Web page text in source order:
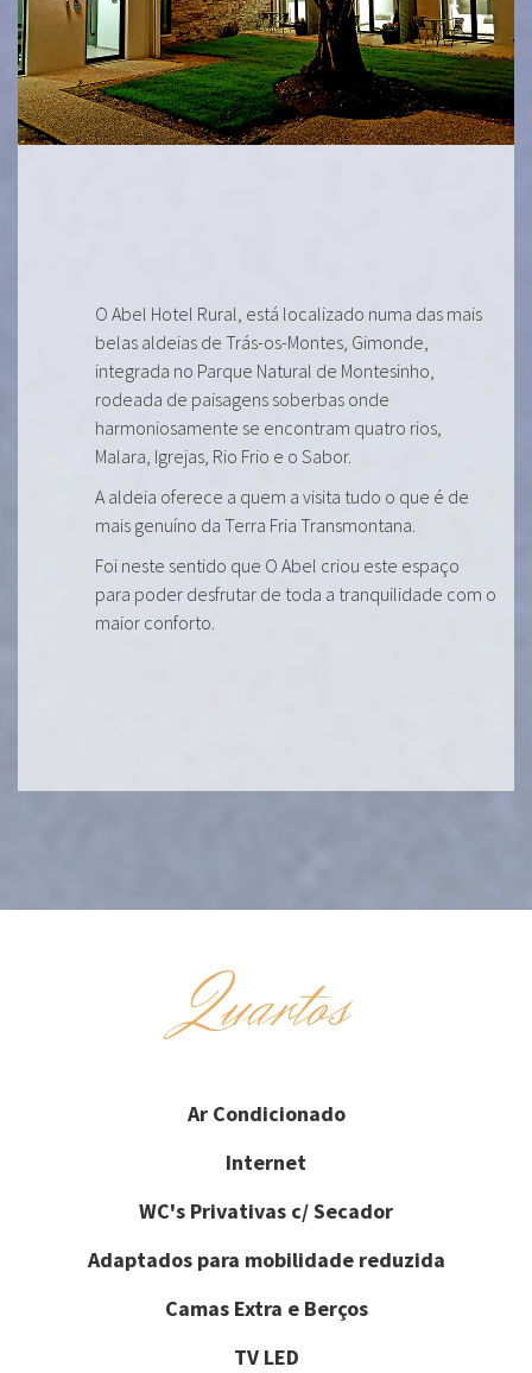
O Abel Hotel Rural, está localizado numa das mais
belas aldeias de Trás-os-Montes, Gimonde,
integrada no Parque Natural de Montesinho,
rodeada de paisagens soberbas onde
harmoniosamente se encontram quatro rios,
Malara, Igrejas, Rio Frio e o Sabor.
A aldeia oferece a quem a visita tudo o que é de
mais genuíno da Terra Fria Transmontana.
Foi neste sentido que O Abel criou este espaço
para poder desfrutar de toda a tranquilidade com o
maior conforto.
Quartos
Ar Condicionado
Internet
WC's Privativas c/ Secador
Adaptados para mobilidade reduzida
Camas Extra e Berços
TV LED